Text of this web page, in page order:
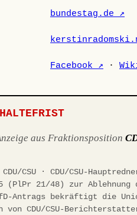
bundestag.de ↗
Facebook ↗ ·
aus Fraktionsposition
CDU/CSU · CDU/CSU-
(PlPr 21/48) zur Ablehnung
Antrags bekräftigt die
CDU/CSU-